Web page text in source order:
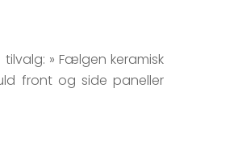
tilvalg: » Fælgen keramisk
front og side paneller